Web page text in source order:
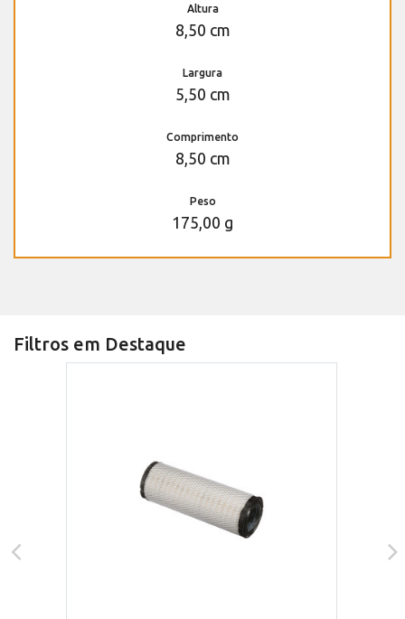
Altura
8,50 cm
Largura
5,50 cm
Comprimento
8,50 cm
Peso
175,00 g
Filtros em Destaque